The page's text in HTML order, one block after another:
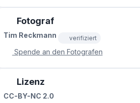
Fotograf
Tim Reckmann verifiziert
Spende an den Fotografen
Lizenz
CC-BY-NC 2.0